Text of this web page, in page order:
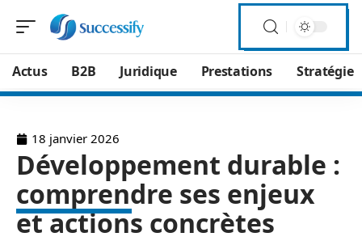
Actus B2B Juridique Prestations Stratégie
18 janvier 2026
Développement durable :
comprendre ses enjeux
et actions concrètes